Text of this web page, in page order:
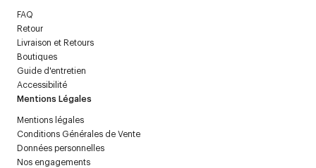
FAQ
Retour
Livraison et Retours
Boutiques
Guide d'entretien
Accessibilité
Mentions Légales
Mentions légales
Conditions Générales de Vente
Données personnelles
Nos engagements